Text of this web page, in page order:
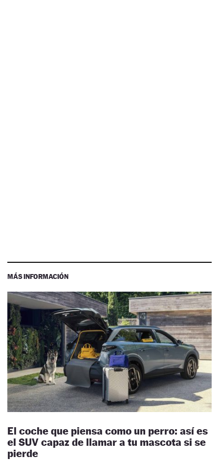
MÁS INFORMACIÓN
El coche que piensa como un perro: así es
el SUV capaz de llamar a tu mascota si se
pierde